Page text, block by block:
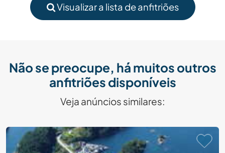
Visualizar a lista de anfitriões
Não se preocupe, há muitos outros
anfitriões disponíveis
Veja anúncios similares: